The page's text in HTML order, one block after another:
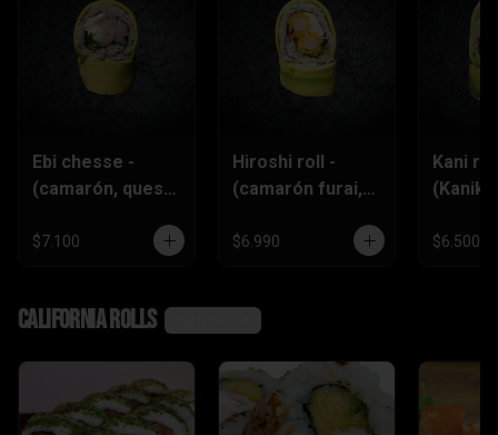
Ebi chesse -
(camarón, queso
ciboulette)
$7.100
Hiroshi roll -
(camarón furai,
ciboulette)
$6.990
Kani
$6.500
California rolls